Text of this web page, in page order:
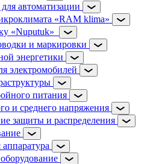
автоматизации
«RAM klima»
«Nuputuk»
и маркировки
энергетики
электромобилей
питания
и среднего напряжения
защиты и распределения